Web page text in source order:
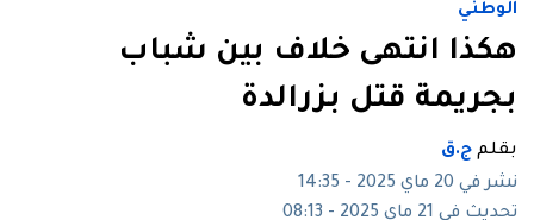
الوطني
هكذا انتهى خلاف بين شباب
بجريمة قتل بزرالدة
بقلم ج.ق
نشر في 20 ماي 2025 - 14:35
تحديث في 21 ماي 2025 - 08:13